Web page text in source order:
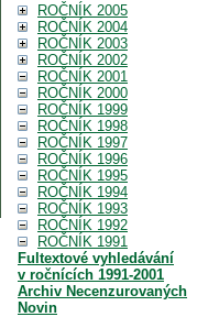
ROČNÍK 2005
ROČNÍK 2004
ROČNÍK 2003
ROČNÍK 2002
ROČNÍK 2001
ROČNÍK 2000
ROČNÍK 1999
ROČNÍK 1998
ROČNÍK 1997
ROČNÍK 1996
ROČNÍK 1995
ROČNÍK 1994
ROČNÍK 1993
ROČNÍK 1992
ROČNÍK 1991
Fultextové vyhledávání
v ročnících 1991-2001
Archiv Necenzurovaných
Novin